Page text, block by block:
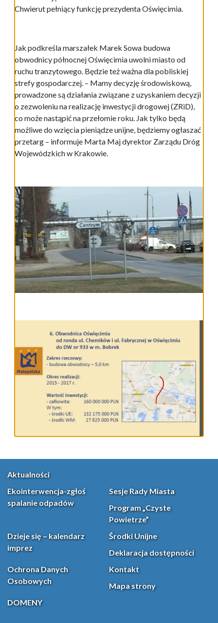
Chwierut pełniący funkcję prezydenta Oświęcimia.
Jak podkreśla marszałek Marek Sowa budowa
obwodnicy północnej Oświęcimia uwolni miasto od
ruchu tranzytowego. Będzie też ważna dla pobliskiej
strefy gospodarczej. – Mamy decyzję środowiskową,
prowadzone są działania związane z uzyskaniem decyzji
o zezwoleniu na realizację inwestycji drogowej (ZRiD),
co może nastąpić na przełomie roku. Jak tylko będą
możliwe do wzięcia pieniądze unijne, będziemy ogłaszać
przetarg – informuje Marta Maj dyrektor Zarządu Dróg
Wojewódzkich w Krakowie.
Aktualności
Ekointerwencja-zgłoś
spalanie odpadów
Sesje Rady Miasta
Program „Czyste
Powietrze”
Dzieje się – kalendarz
imprez
Środki Unijne
Deklaracja dostępności
Ochrona Danych
Osobowych
Kontakt
Mapa strony
DOMENY